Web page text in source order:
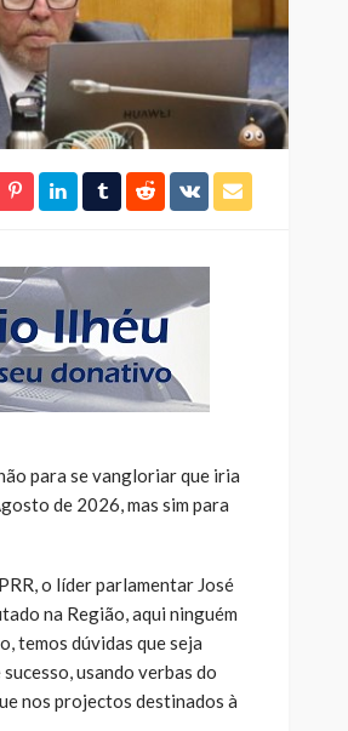
para se vangloriar que iria
de 2026, mas sim para
o líder parlamentar José
na Região, aqui ninguém
temos dúvidas que seja
usando verbas do
nos projectos destinados à